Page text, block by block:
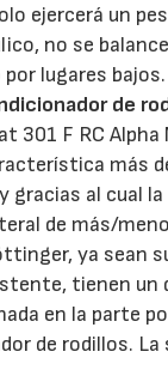
ejercerá un
no se
lugares bajos.
de
301 F RC
más
gracias al cual
de más/
ya sean
tienen un
en la parte
de rodillos.